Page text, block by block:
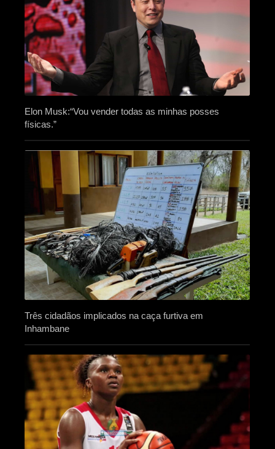
Elon Musk:“Vou vender todas as minhas posses
físicas.”
Três cidadãos implicados na caça furtiva em
Inhambane